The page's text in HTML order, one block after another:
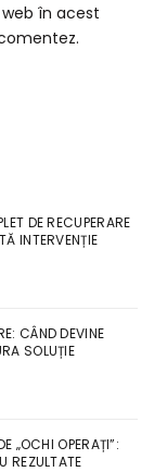
în acest
DE RECUPERARE
INTERVENȚIE
CÂND DEVINE
SOLUȚIE
„OCHI OPERAȚI”:
REZULTATE